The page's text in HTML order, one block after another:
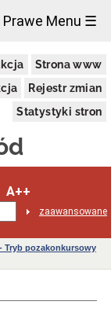
Prawe Menu ☰
Strona www
Rejestr zmian
Statystyki stron
A++
zaawansowane
Tryb pozakonkursowy
×